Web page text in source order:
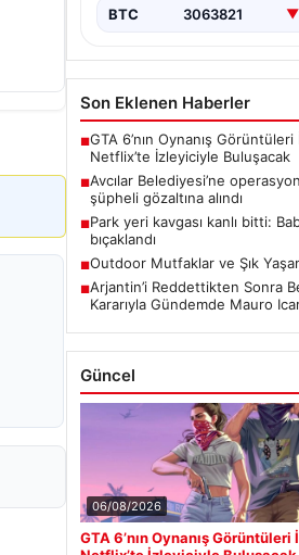
BTC 3063821 ▼
Son Eklenen Haberler
■GTA 6’nın Oynanış Görüntüleri
Netflix’te İzleyiciyle Buluşacak
■Avcılar Belediyesi’ne
şüpheli gözaltına alındı
■Park yeri kavgası kanlı bitti:
bıçaklandı
■Outdoor Mutfaklar ve Şık
■Arjantin’i Reddettikten Sonra
Kararıyla Gündemde Mauro
Güncel
06/08/2026
GTA 6’nın Oynanış Görüntüleri